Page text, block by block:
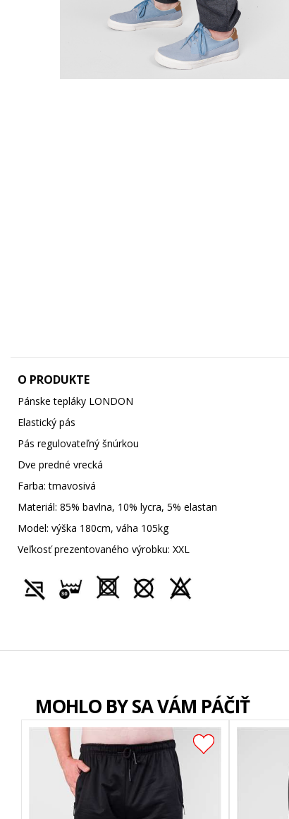
O PRODUKTE
Pánske tepláky LONDON
Elastický pás
Pás regulovateľný šnúrkou
Dve predné vrecká
Farba: tmavosivá
Materiál: 85% bavlna, 10% lycra, 5% elastan
Model: výška 180cm, váha 105kg
Veľkosť prezentovaného výrobku: XXL
MOHLO BY SA VÁM PÁČIŤ